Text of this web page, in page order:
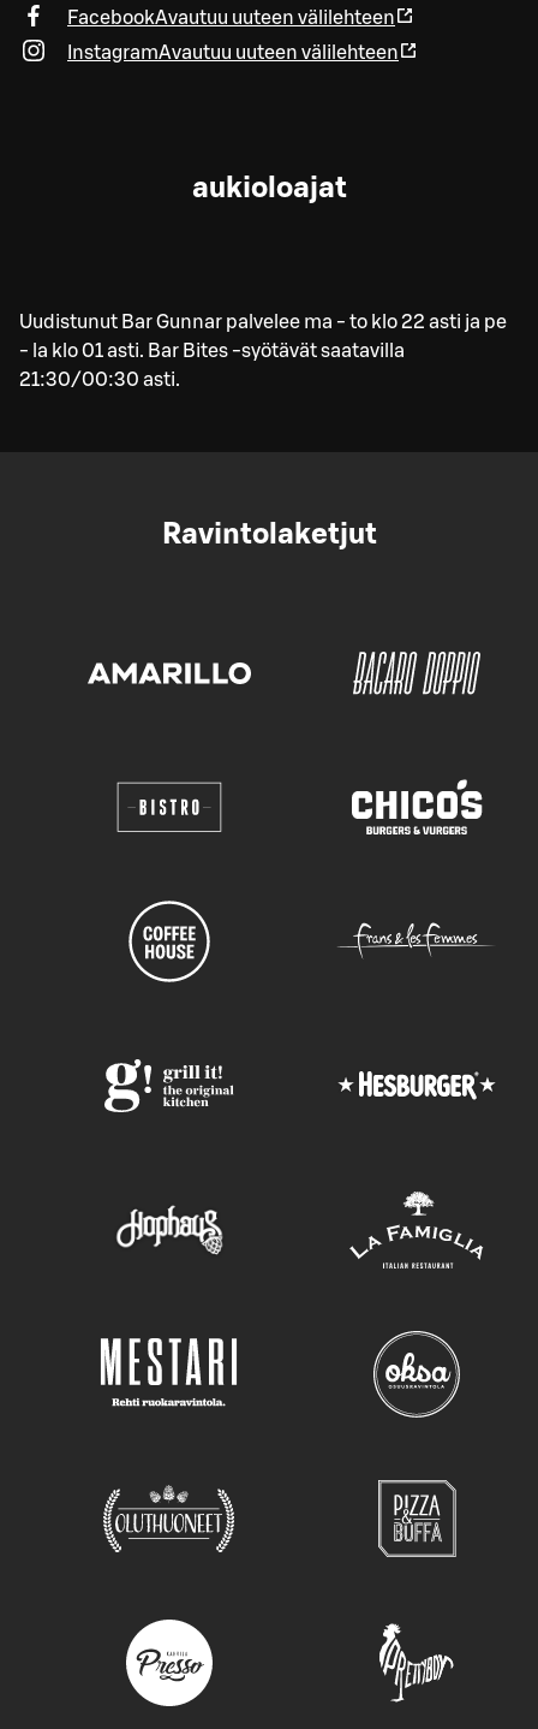
FacebookAvautuu uuteen välilehteen
InstagramAvautuu uuteen välilehteen
aukioloajat
Uudistunut Bar Gunnar palvelee ma - to klo 22 asti ja pe
- la klo 01 asti. Bar Bites -syötävät saatavilla
21:30/00:30 asti.
Ravintolaketjut